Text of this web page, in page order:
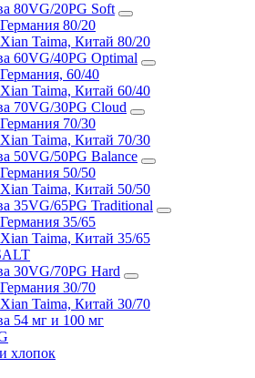
80VG/20PG Soft
Германия 80/20
Xian Taima, Китай 80/20
60VG/40PG Optimal
Германия, 60/40
Xian Taima, Китай 60/40
70VG/30PG Cloud
Германия 70/30
Xian Taima, Китай 70/30
50VG/50PG Balance
Германия 50/50
Xian Taima, Китай 50/50
35VG/65PG Traditional
Германия 35/65
Xian Taima, Китай 35/65
30VG/70PG Hard
Германия 30/70
Xian Taima, Китай 30/70
54 мг и 100 мг
хлопок